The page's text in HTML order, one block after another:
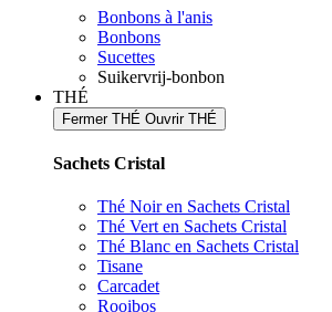
Bonbons à l'anis
Bonbons
Sucettes
Suikervrij-bonbon
THÉ
Fermer THÉ Ouvrir THÉ
Sachets Cristal
Thé Noir en Sachets Cristal
Thé Vert en Sachets Cristal
Thé Blanc en Sachets Cristal
Tisane
Carcadet
Rooibos